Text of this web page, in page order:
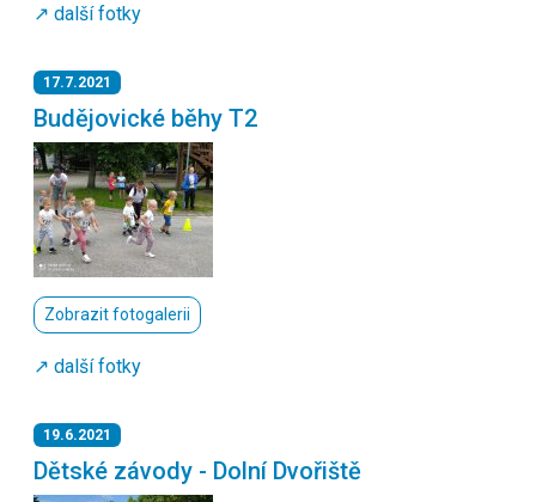
↗️ další fotky
17.7.2021
Budějovické běhy T2
Zobrazit fotogalerii
↗️ další fotky
19.6.2021
Dětské závody - Dolní Dvořiště